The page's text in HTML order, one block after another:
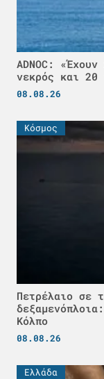
ADNOC:
νεκρός και 20
08.08.26
Κόσμος
Πετρέλαιο σε
Κόλπο
08.08.26
Ελλάδα